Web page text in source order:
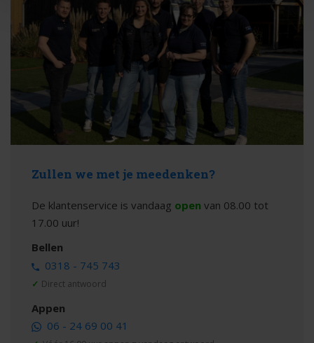
Het ArtiStone assortiment
Binnen het Oud Hollandse assortiment heb je oneindig veel
keuzes. Of je nou tegels, traptreden, opsluitbanden, klinkers
of een zitelement wilt, het kan allemaal bij ArtiStone.
Daarnaast kan je kiezen voor een dikte van 5cm tot zelfs
12cm dikte, waardoor je de bestrating in een tuin, terras of
oprit kan leggen. De 150x120x10 centimeter tegels zijn
geschikt voor zowel tuin als oprit en beschikbaar in
Bestel nu jouw nieuwe tegels op Bestratingsweb.nl.
Zullen we met je meedenken?
De klantenservice is vandaag open van 08.00 tot
17.00 uur!
Bellen
0318 - 745 743
✓ Direct antwoord
Appen
06 - 24 69 00 41